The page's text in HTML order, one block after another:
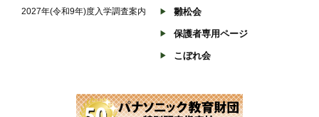
2027年(令和9年)度入学調査案内
雛松会
保護者専用ページ
こぼれ会